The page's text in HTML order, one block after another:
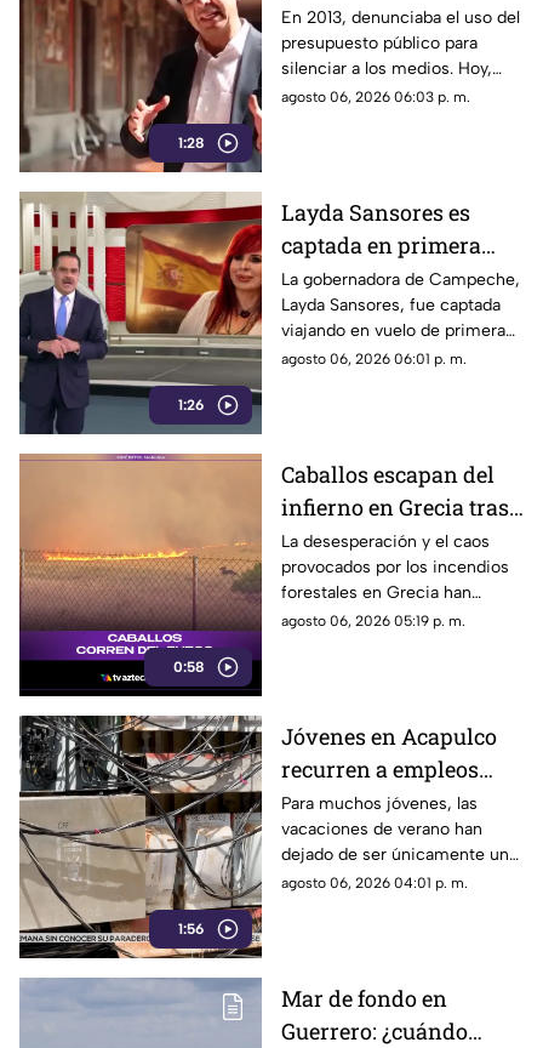
1:28
Cuevas sobre la
censura y la publicidad
oficial
En 2013, denunciaba el uso del
presupuesto público para
silenciar a los medios. Hoy,
Jesús Ramírez Cuevas es
agosto 06, 2026 06:03 p. m.
1:26
Layda Sansores es
captada en primera
clase rumbo a España
junto a la directora del
DIF
La gobernadora de Campeche,
Layda Sansores, fue captada
viajando en vuelo de primera
clase con destino a España en
agosto 06, 2026 06:01 p. m.
0:58
Caballos escapan del
infierno en Grecia tras
cuatro días de
incendios
descontrolados
La desesperación y el caos
provocados por los incendios
forestales en Grecia han
dejado imágenes
agosto 06, 2026 05:19 p. m.
1:56
Jóvenes en Acapulco
recurren a empleos
temporales ante el
próximo ciclo escolar
Para muchos jóvenes, las
vacaciones de verano han
dejado de ser únicamente un
periodo de descanso y
agosto 06, 2026 04:01 p. m.
Mar de fondo en
Guerrero: ¿cuándo